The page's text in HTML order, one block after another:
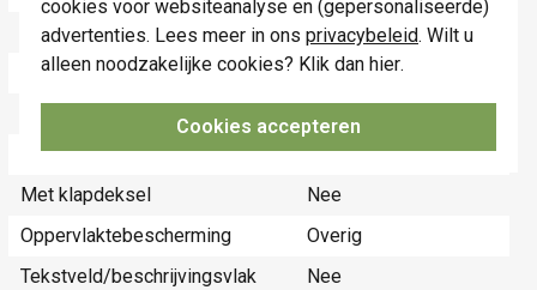
cookies voor websiteanalyse en (gepersonaliseerde)
advertenties. Lees meer in ons privacybeleid. Wilt u
alleen noodzakelijke cookies? Klik dan hier.
Cookies accepteren
Halogeenvrij
Ja
Hoogte
83 Millimeter (mm)
Aantal eenheden
2
Met klapdeksel
Nee
Oppervlaktebescherming
Overig
Tekstveld/beschrijvingsvlak
Nee